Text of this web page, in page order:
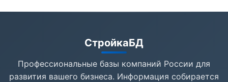
СтройкаБД
Профессиональные базы компаний России для
развития вашего бизнеса. Информация собирается